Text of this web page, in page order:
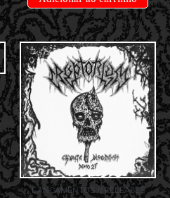
LANÇAMENTOS // RELEASES